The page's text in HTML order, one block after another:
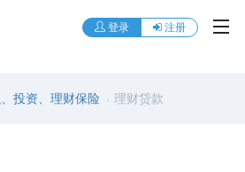
登录 注册
投资、理财保险 理财贷款